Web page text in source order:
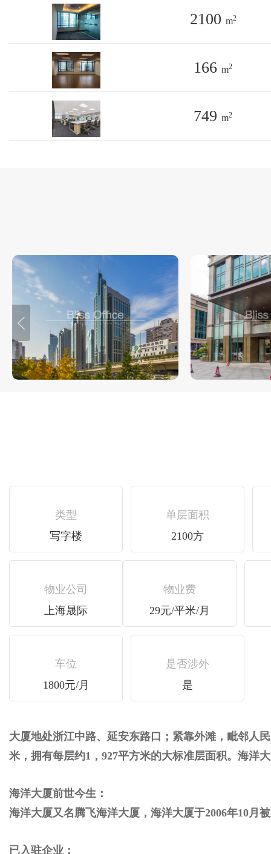
2100 m2
166 m2
749 m2
类型
写字楼
单层面积
2100方
物业公司
上海晟际
物业费
29元/平米/月
车位
1800元/月
是否涉外
是
大厦地处浙江中路、延安东路口；紧靠外滩，毗
米，拥有每层约1，927平方米的大标准层面积。海
海洋大厦前世今生：
海洋大厦又名腾飞海洋大厦，海洋大厦于2006年10月
已入驻企业：